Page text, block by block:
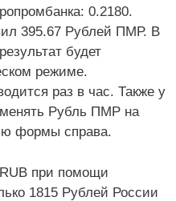
0.2180.
395.67 Рублей ПМР. В
будет
режиме.
раз в час. Также у
Рубль ПМР на
формы справа.
при помощи
1815 Рублей России